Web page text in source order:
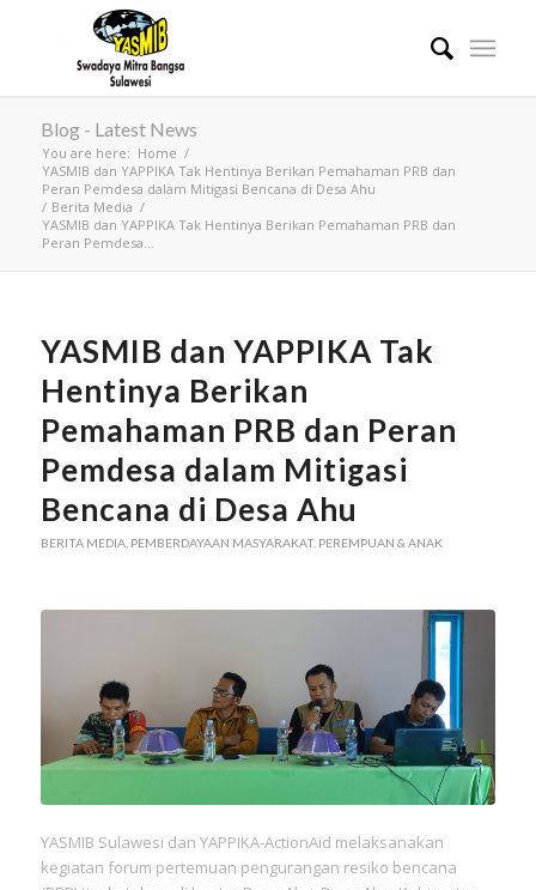
Blog - Latest News
You are here: Home /
YASMIB dan YAPPIKA Tak Hentinya Berikan Pemahaman PRB dan
Peran Pemdesa dalam Mitigasi Bencana di Desa Ahu
/ Berita Media /
YASMIB dan YAPPIKA Tak Hentinya Berikan Pemahaman PRB dan
Peran Pemdesa...
YASMIB dan YAPPIKA Tak
Hentinya Berikan
Pemahaman PRB dan Peran
Pemdesa dalam Mitigasi
Bencana di Desa Ahu
BERITA MEDIA, PEMBERDAYAAN MASYARAKAT, PEREMPUAN & ANAK
YASMIB Sulawesi dan YAPPIKA-ActionAid melaksanakan
kegiatan forum pertemuan pengurangan resiko bencana